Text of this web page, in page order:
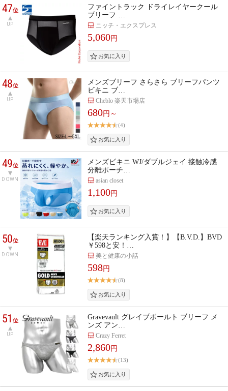
47位
UP
ファイントラック ドライレイヤークール
ブリーフ …
ニッチ・エクスプレス
5,060円
48位
UP
メンズブリーフ さらさら ブリーフパンツ
ビキニ ブ…
Cheblo 楽天市場店
680円～
(4)
49位
DOWN
メンズビキニ WJ/ダブルジェイ 接触冷感
分離ポーチ…
asian closet
1,100円
50位
DOWN
【楽天ランキング入賞！】【B.V.D.】BVD
￥598と安！…
美と健康の小話
598円
(8)
51位
UP
Gravevault グレイブボールト ブリーフ メ
ンズ アン…
Crazy Ferret
2,860円
(13)